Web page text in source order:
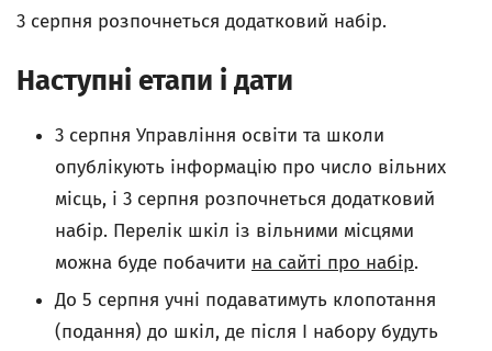
3 серпня розпочнеться додатковий набір.
Наступні етапи і дати
3 серпня Управління освіти та школи
опублікують інформацію про число вільних
місць, і 3 серпня розпочнеться додатковий
набір. Перелік шкіл із вільними місцями
можна буде побачити на сайті про набір.
До 5 серпня учні подаватимуть клопотання
(подання) до шкіл, де після І набору будуть